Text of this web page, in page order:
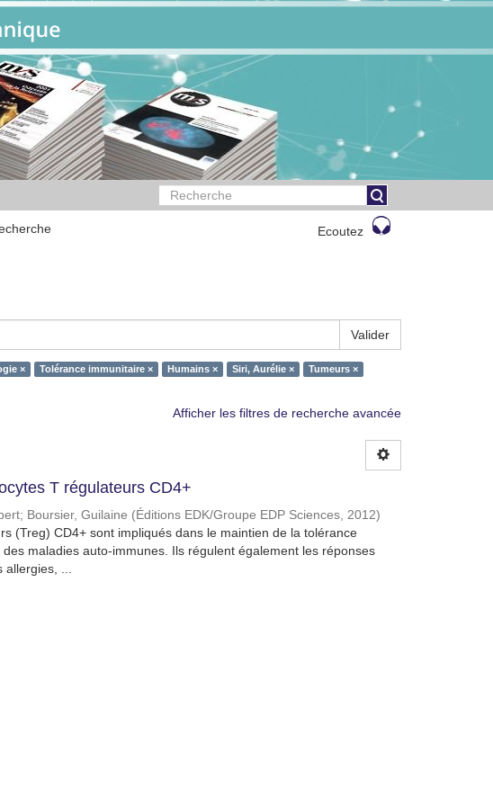
Ecoutez
Valider
× Tolérance immunitaire × Humains × Siri, Aurélie ×
Tumeurs ×
Afficher les filtres de recherche avancée
T régulateurs CD4+
; Boursier, Guilaine (Éditions EDK/Groupe EDP Sciences, 2012)
(Treg) CD4+ sont impliqués dans le maintien de la tolérance
maladies auto-immunes. Ils régulent également les réponses
...